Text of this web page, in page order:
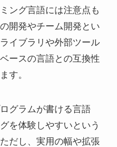
ング言語には注意点も
開発やチーム開発とい
イブラリや外部ツール
ースの言語との互換性
す。
グラムが書ける言語
を体験しやすいという
だし、実用の幅や拡張